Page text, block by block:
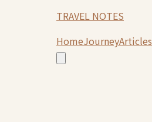
TRAVEL NOTES
HomeJourneyArticles